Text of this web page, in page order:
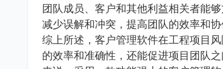
团队成员、客户和其他利益相关者能
减少误解和冲突，提高团队的效率和协
综上所述，客户管理软件在工程项目
的效率和准确性，还能促进项目团队